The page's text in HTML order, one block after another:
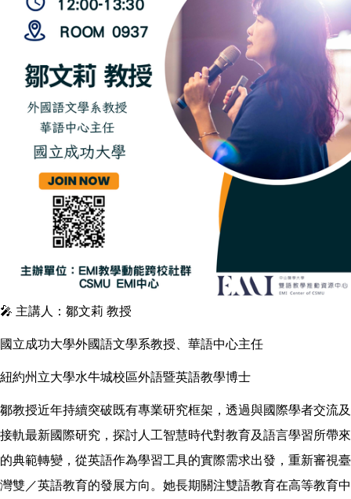
🎤 主講人：鄒文莉 教授
國立成功大學外國語文學系教授、華語中心主任
紐約州立大學水牛城校區外語暨英語教學博士
鄒教授近年持續突破既有專業研究框架，透過與國際學者交流及
接軌最新國際研究，探討人工智慧時代對教育及語言學習所帶來
的典範轉變，從英語作為學習工具的實際需求出發，重新審視臺
灣雙／英語教育的發展方向。她長期關注雙語教育在高等教育中